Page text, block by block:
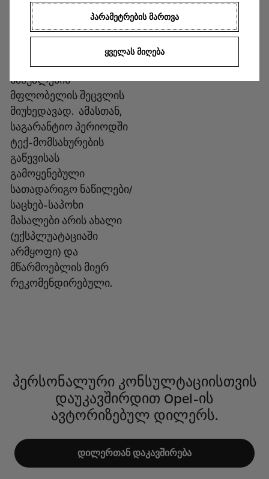
პირობები ძალაშია
მთელი საგარანტიო
ვადის განმავლობაში,
სატრანსპორტო
საშუალების
მფლობელის შეცვლის
მიუხედავად. ამასთან,
საგარანტიო პერიოდში
ტექ-მომსახურების
გაწევისას
გამოყენებული
სათადარიგო ნაწილები/
საცხებ-საპოხი
მასალები არის ახალი
(ექსპლუატაციაში
არმყოფი) და
მწარმოებლის მიერ
რეკომენდირებული.
პერსონალური კონსულტაციისთვის
დაუკავშირდით Opel-ის
ავტორიზებულ დილერს.
დილერთან დაკავშირება
ᲞᲐᲠᲐᲛᲔᲢᲠᲔᲑᲘᲡ ᲛᲐᲠᲗᲕᲐ
ᲧᲕᲔᲚᲐᲡ ᲛᲘᲦᲔᲑᲐ